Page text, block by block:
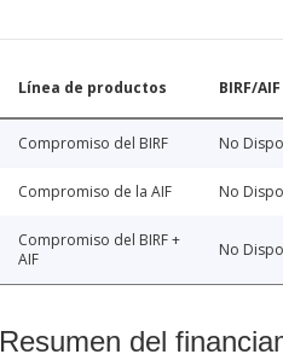
Línea de productos BIRF/AIF
Compromiso del BIRF No
Compromiso de la AIF No
Compromiso del BIRF +
AIF
No
Resumen del